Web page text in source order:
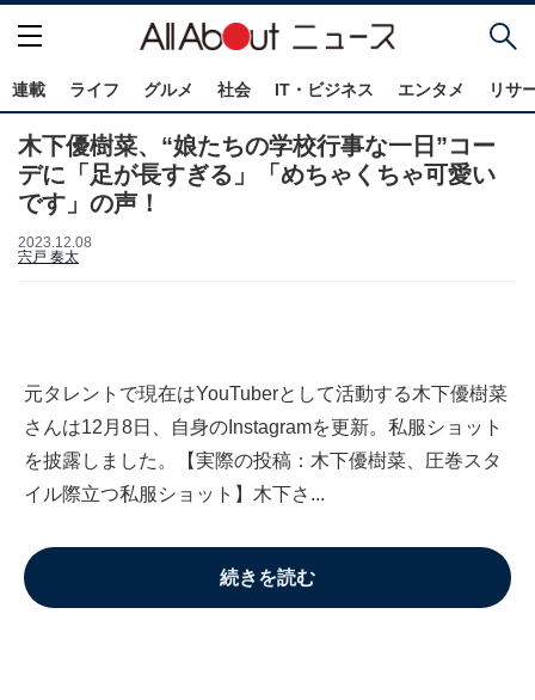
連載 ライフ グルメ 社会 IT・ビジネス エンタメ リサ
木下優樹菜、“娘たちの学校行事な一日”コー
デに「足が長すぎる」「めちゃくちゃ可愛い
です」の声！
2023.12.08
宍戸 奏太
元タレントで現在はYouTuberとして活動する木下優樹菜
さんは12月8日、自身のInstagramを更新。私服ショット
を披露しました。【実際の投稿：木下優樹菜、圧巻スタ
イル際立つ私服ショット】木下さ...
続きを読む